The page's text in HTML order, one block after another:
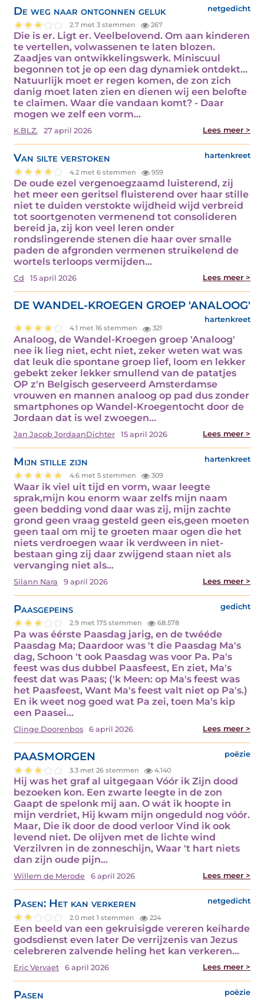
De weg naar ontgonnen geluk netgedicht
2.7 met 3 stemmen 267
Die is er. Ligt er. Veelbelovend. Om aan kinderen
te vertellen, volwassenen te laten blozen.
Zaadjes van ontwikkelingswerk. Miniscuul
begonnen tot je op een dag dynamiek ontdekt...
Natuurlijk moet er regen komen, de zon zich
danig moet laten zien en dienen wij een belofte
te claimen. Waar die vandaan komt? - Daar
mogen we zelf een vorm…
K.BLZ. 27 april 2026 Lees meer >
Van silte verstoken hartenkreet
4.2 met 6 stemmen 959
De oude ezel vergenoegzaamd luisterend, zij
het meer een geritsel fluisterend over haar stille
niet te duiden verstokte wijdheid wijd verbreid
tot soortgenoten vermenend tot consolideren
bereid ja, zij kon veel leren onder
rondslingerende stenen die haar over smalle
paden de afgronden vermenen struikelend de
wortels terloops vermijden…
Cd 15 april 2026 Lees meer >
DE WANDEL-KROEGEN GROEP 'ANALOOG'
hartenkreet
4.1 met 16 stemmen 321
Analoog, de Wandel-Kroegen groep 'Analoog'
nee ik lieg niet, echt niet, zeker weten wat was
dat leuk die spontane groep lief, loom en lekker
gebekt zeker lekker smullend van de patatjes
OP z'n Belgisch geserveerd Amsterdamse
vrouwen en mannen analoog op pad dus zonder
smartphones op Wandel-Kroegentocht door de
Jordaan dat is wel zwoegen…
Jan Jacob JordaanDichter 15 april 2026 Lees meer >
Mijn stille zijn hartenkreet
4.6 met 5 stemmen 309
Waar ik viel uit tijd en vorm, waar leegte
sprak,mijn kou enorm waar zelfs mijn naam
geen bedding vond daar was zij, mijn zachte
grond geen vraag gesteld geen eis,geen moeten
geen taal om mij te groeten maar ogen die het
niets verdroegen waar ik verdween in niet-
bestaan ging zij daar zwijgend staan niet als
vervanging niet als…
Silann Nara 9 april 2026 Lees meer >
Paasgepeins gedicht
2.9 met 175 stemmen 68.578
Pa was éérste Paasdag jarig, en de twééde
Paasdag Ma; Daardoor was 't die Paasdag Ma's
dag, Schoon 't ook Paasdag was voor Pa. Pa's
feest was dus dubbel Paasfeest, En ziet, Ma's
feest dat was Paas; ('k Meen: op Ma's feest was
het Paasfeest, Want Ma's feest valt niet op Pa's.)
En ik weet nog goed wat Pa zei, toen Ma's kip
een Paasei…
Clinge Doorenbos 6 april 2026 Lees meer >
PAASMORGEN poëzie
3.3 met 26 stemmen 4.140
Hij was het graf al uitgegaan Vóór ik Zijn dood
bezoeken kon. Een zwarte leegte in de zon
Gaapt de spelonk mij aan. O wát ik hoopte in
mijn verdriet, Hij kwam mijn ongeduld nog vóór.
Maar, Die ik door de dood verloor Vind ik ook
levend niet. De olijven met de lichte wind
Verzilvren in de zonneschijn, Waar 't hart niets
dan zijn oude pijn…
Willem de Merode 6 april 2026 Lees meer >
Pasen: Het kan verkeren netgedicht
2.0 met 1 stemmen 224
Een beeld van een gekruisigde vereren keiharde
godsdienst even later De verrijzenis van Jezus
celebreren zalvende heling het kan verkeren…
Eric Vervaet 6 april 2026 Lees meer >
Pasen poëzie